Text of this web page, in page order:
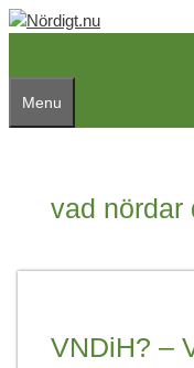
Skip
Menu
vad nördar
VNDiH? –